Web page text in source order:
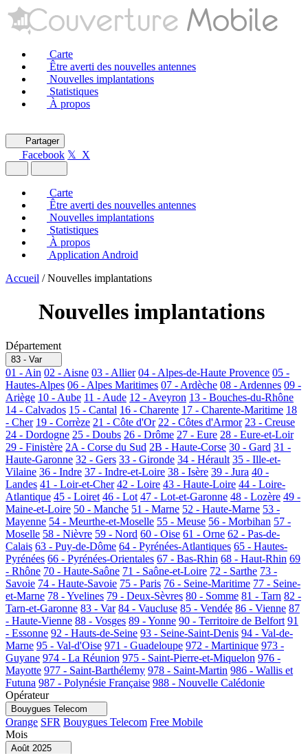
Carte
Être averti des nouvelles antennes
Nouvelles implantations
Statistiques
À propos
Partager
Facebook 𝕏 X
Carte
Être averti des nouvelles antennes
Nouvelles implantations
Statistiques
À propos
Application Android
Accueil / Nouvelles implantations
Nouvelles implantations
Département
83 - Var
01 - Ain 02 - Aisne 03 - Allier 04 - Alpes-de-Haute Provence 05 -
Hautes-Alpes 06 - Alpes Maritimes 07 - Ardèche 08 - Ardennes 09 -
Ariège 10 - Aube 11 - Aude 12 - Aveyron 13 - Bouches-du-Rhône
14 - Calvados 15 - Cantal 16 - Charente 17 - Charente-Maritime 18
- Cher 19 - Corrèze 21 - Côte d'Or 22 - Côtes d'Armor 23 - Creuse
24 - Dordogne 25 - Doubs 26 - Drôme 27 - Eure 28 - Eure-et-Loir
29 - Finistère 2A - Corse du Sud 2B - Haute-Corse 30 - Gard 31 -
Haute-Garonne 32 - Gers 33 - Gironde 34 - Hérault 35 - Ille-et-
Vilaine 36 - Indre 37 - Indre-et-Loire 38 - Isère 39 - Jura 40 -
Landes 41 - Loir-et-Cher 42 - Loire 43 - Haute-Loire 44 - Loire-
Atlantique 45 - Loiret 46 - Lot 47 - Lot-et-Garonne 48 - Lozère 49 -
Maine-et-Loire 50 - Manche 51 - Marne 52 - Haute-Marne 53 -
Mayenne 54 - Meurthe-et-Moselle 55 - Meuse 56 - Morbihan 57 -
Moselle 58 - Nièvre 59 - Nord 60 - Oise 61 - Orne 62 - Pas-de-
Calais 63 - Puy-de-Dôme 64 - Pyrénées-Atlantiques 65 - Hautes-
Pyrénées 66 - Pyrénées-Orientales 67 - Bas-Rhin 68 - Haut-Rhin 69
- Rhône 70 - Haute-Saône 71 - Saône-et-Loire 72 - Sarthe 73 -
Savoie 74 - Haute-Savoie 75 - Paris 76 - Seine-Maritime 77 - Seine-
et-Marne 78 - Yvelines 79 - Deux-Sèvres 80 - Somme 81 - Tarn 82 -
Tarn-et-Garonne 83 - Var 84 - Vaucluse 85 - Vendée 86 - Vienne 87
- Haute-Vienne 88 - Vosges 89 - Yonne 90 - Territoire de Belfort 91
- Essonne 92 - Hauts-de-Seine 93 - Seine-Saint-Denis 94 - Val-de-
Marne 95 - Val-d'Oise 971 - Guadeloupe 972 - Martinique 973 -
Guyane 974 - La Réunion 975 - Saint-Pierre-et-Miquelon 976 -
Mayotte 977 - Saint-Barthélemy 978 - Saint-Martin 986 - Wallis et
Futuna 987 - Polynésie Française 988 - Nouvelle Calédonie
Opérateur
Bouygues Telecom
Orange SFR Bouygues Telecom Free Mobile
Mois
Août 2025